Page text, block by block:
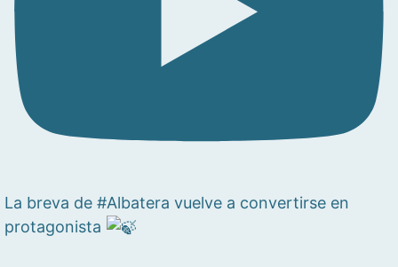
La breva de #Albatera vuelve a convertirse en
protagonista